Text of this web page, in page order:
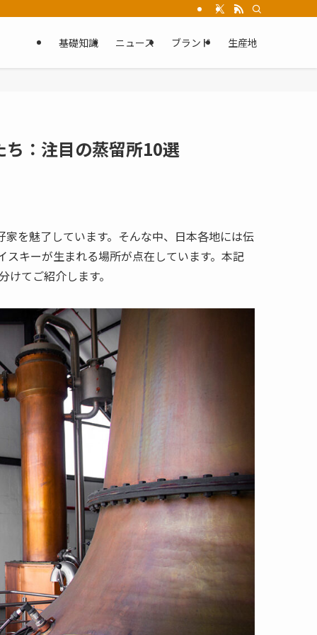
基礎知識 ニュース ブランド 生産地
：注目の蒸留所10選
を魅了しています。そんな中、日本各地には伝
キーが生まれる場所が点在しています。本記
てご紹介します。